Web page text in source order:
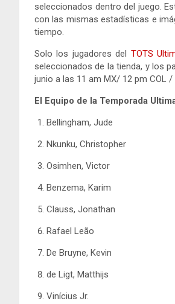
seleccionados dentro del juego.
con las mismas estadísticas e
tiempo.
Solo los jugadores del TOTS
seleccionados de la tienda, y los
junio a las 11 am MX/ 12 pm COL
El Equipo de la Temporada
Bellingham, Jude
Nkunku, Christopher
Osimhen, Victor
Benzema, Karim
Clauss, Jonathan
Rafael Leão
De Bruyne, Kevin
de Ligt, Matthijs
Vinícius Jr.